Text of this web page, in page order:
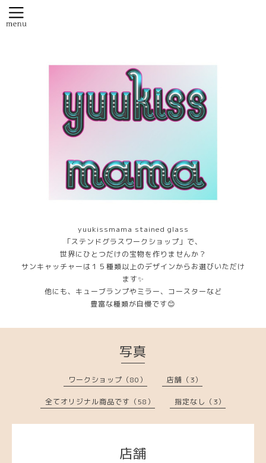
yuukissmama stained glass
「ステンドグラスワークショップ」で、
世界にひとつだけの宝物を作りませんか？
サンキャッチャーは１５種類以上のデザインからお選びいただけ
ます✨
他にも、キューブランプやミラー、コースターなど
豊富な種類が自慢です😊
写真
ワークショップ（80） 店舗（3）
全てオリジナル商品です（58） 指定なし（3）
店舗